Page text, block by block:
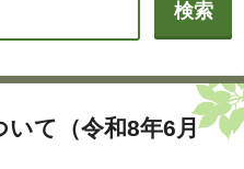
いて（令和8年6月